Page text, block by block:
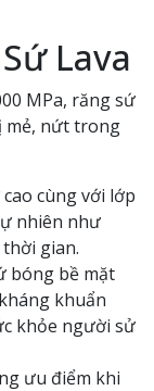
Lava
MPa, răng sứ
mẻ, nứt trong
cùng với lớp
nhiên như
gian.
bóng bề mặt
khuẩn
khỏe người sử
ưu điểm khi